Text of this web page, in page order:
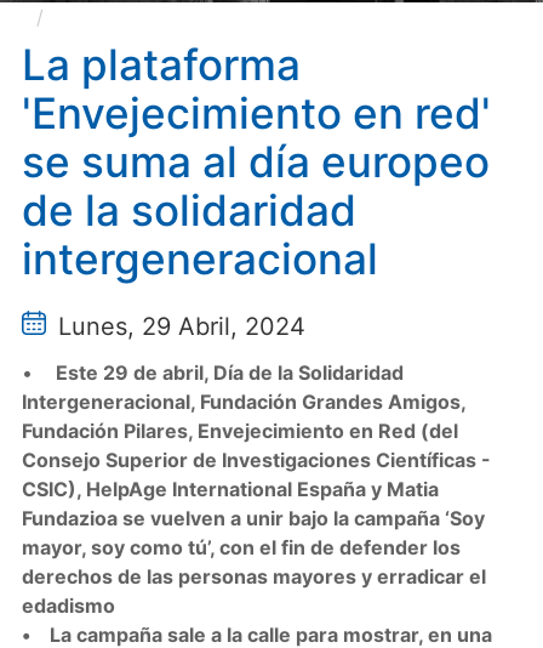
día europeo de la solidaridad intergeneracional
La plataforma
'Envejecimiento en red'
se suma al día europeo
de la solidaridad
intergeneracional
Lunes, 29 Abril, 2024
•
Este 29 de abril, Día de la Solidaridad
Intergeneracional, Fundación Grandes Amigos,
Fundación Pilares, Envejecimiento en Red (del
Consejo Superior de Investigaciones Científicas -
CSIC), HelpAge International España y Matia
Fundazioa se vuelven a unir bajo la campaña ‘Soy
mayor, soy como tú’, con el fin de defender los
derechos de las personas mayores y erradicar el
edadismo
• La campaña sale a la calle para mostrar, en una